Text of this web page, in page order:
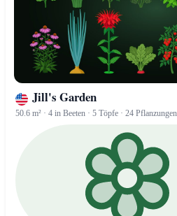
Jill's Garden
50.6 m² · 4 in Beeten · 5 Töpfe · 24 Pflanzungen